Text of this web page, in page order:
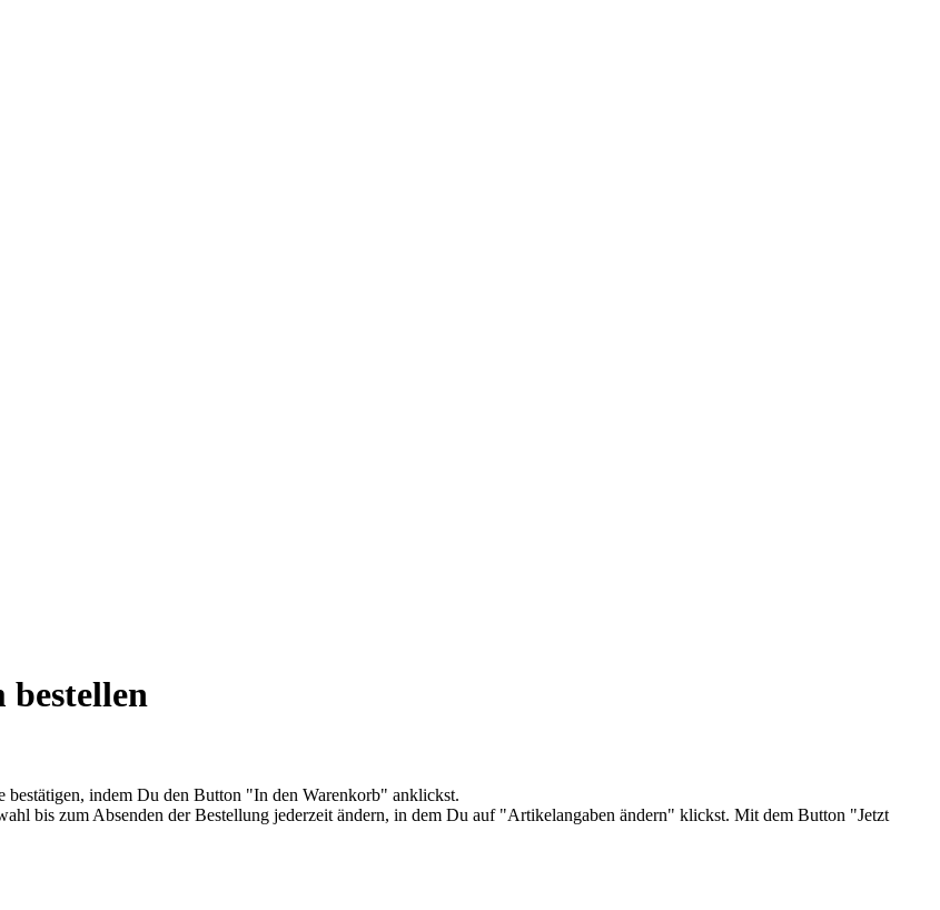
bestellen
bestätigen, indem Du den Button "In den Warenkorb" anklickst.
bis zum Absenden der Bestellung jederzeit ändern, in dem Du auf "Artikelangaben ändern" klickst. Mit dem Button "Jetzt